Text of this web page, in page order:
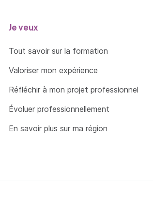
Je veux
Tout savoir sur la formation
Valoriser mon expérience
Réfléchir à mon projet professionnel
Évoluer professionnellement
En savoir plus sur ma région